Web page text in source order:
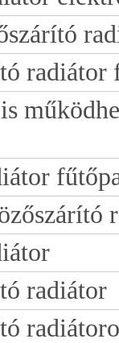
radiátor
radiátor